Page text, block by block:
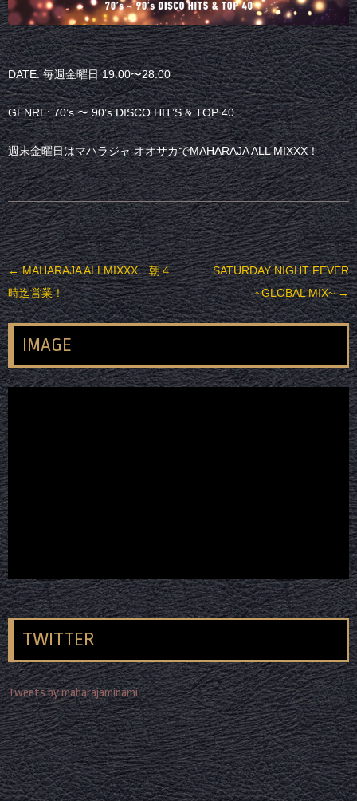
DATE: 毎週金曜日 19:00〜28:00
GENRE: 70’s 〜 90’s DISCO HIT’S & TOP 40
週末金曜日はマハラジャ オオサカでMAHARAJA ALL MIXXX！
投稿ナビゲーション
←MAHARAJA ALLMIXXX 朝４
時迄営業！
SATURDAY NIGHT FEVER
~GLOBAL MIX~→
IMAGE
TWITTER
Tweets by maharajaminami